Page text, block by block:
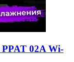
PPAT 02A Wi-